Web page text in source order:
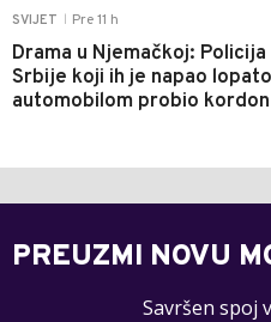
SVIJET Pre 11 h
Drama u Njemačkoj:
Srbije koji ih je napao
automobilom probio kordon
PREUZMI NOVU
Savršen spoj